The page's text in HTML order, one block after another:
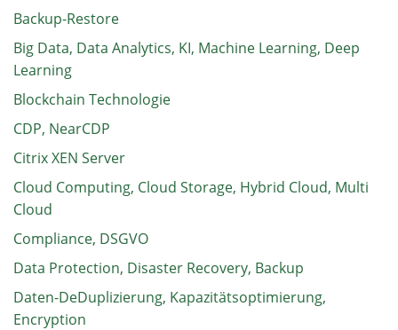
Backup-Restore
Big Data, Data Analytics, KI, Machine Learning, Deep
Learning
Blockchain Technologie
CDP, NearCDP
Citrix XEN Server
Cloud Computing, Cloud Storage, Hybrid Cloud, Multi
Cloud
Compliance, DSGVO
Data Protection, Disaster Recovery, Backup
Daten-DeDuplizierung, Kapazitätsoptimierung,
Encryption